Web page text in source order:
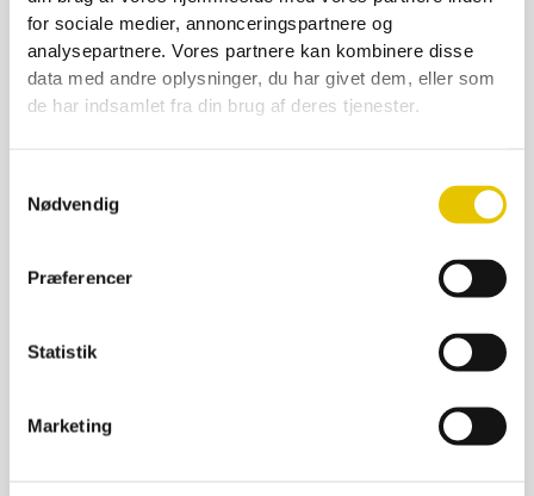
for sociale medier, annonceringspartnere og
analysepartnere. Vores partnere kan kombinere disse
data med andre oplysninger, du har givet dem, eller som
de har indsamlet fra din brug af deres tjenester.
Nødvendig
Præferencer
Statistik
Marketing
Omlarvenål Metal
99,00kr.